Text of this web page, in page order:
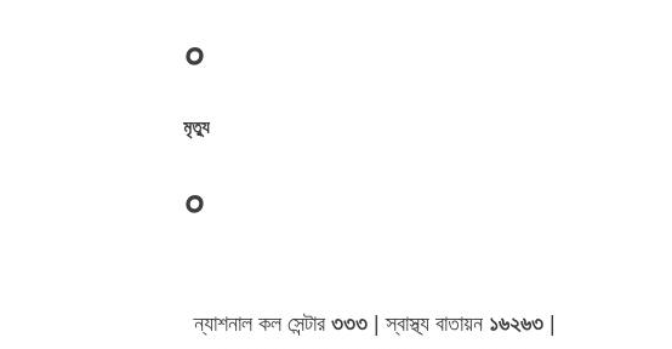
০
মৃত্যু
০
ন্যাশনাল কল সেন্টার৩৩৩ | স্বাস্থ্য বাতায়ন ১৬২৬৩